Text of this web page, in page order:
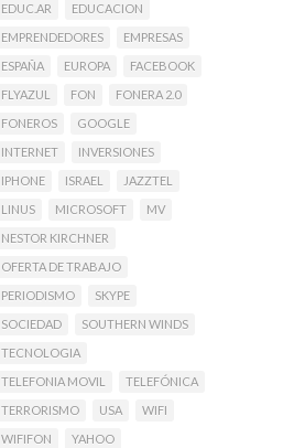
EDUC.AR
EDUCACION
EMPRENDEDORES
EMPRESAS
ESPAÑA
EUROPA
FACEBOOK
FLYAZUL
FON
FONERA 2.0
FONEROS
GOOGLE
INTERNET
INVERSIONES
IPHONE
ISRAEL
JAZZTEL
LINUS
MICROSOFT
MV
NESTOR KIRCHNER
OFERTA DE TRABAJO
PERIODISMO
SKYPE
SOCIEDAD
SOUTHERN WINDS
TECNOLOGIA
TELEFONIA MOVIL
TELEFÓNICA
TERRORISMO
USA
WIFI
WIFIFON
YAHOO